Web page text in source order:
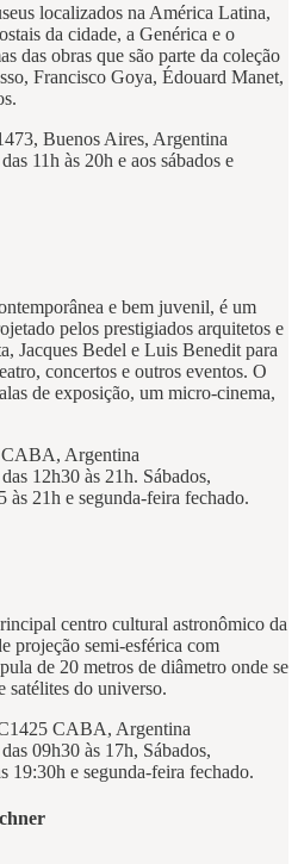
localizados na América Latina,
da cidade, a Genérica e o
das obras que são parte da coleção
Francisco Goya, Édouard Manet,
Buenos Aires, Argentina
11h às 20h e aos sábados e
e bem juvenil, é um
pelos prestigiados arquitetos e
Jacques Bedel e Luis Benedit para
concertos e outros eventos. O
de exposição, um micro-cinema,
CABA, Argentina
12h30 às 21h. Sábados,
às 21h e segunda-feira fechado.
centro cultural astronômico da
projeção semi-esférica com
de 20 metros de diâmetro onde se
satélites do universo.
CABA, Argentina
09h30 às 17h, Sábados,
19:30h e segunda-feira fechado.